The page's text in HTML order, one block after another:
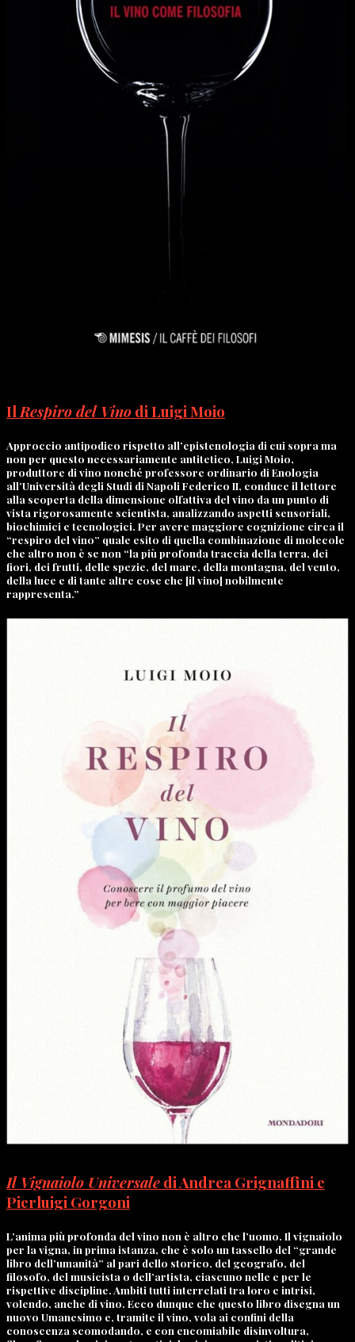
IlRespiro del Vino di Luigi Moio
Approccio antipodico rispetto all’epistenologia di cui sopra ma
non per questo necessariamente antitetico, Luigi Moio,
produttore di vino nonché professore ordinario di Enologia
all’Università degli Studi di Napoli Federico II, conduce il lettore
alla scoperta della dimensione olfattiva del vino da un punto di
vista rigorosamente scientista, analizzando aspetti sensoriali,
biochimici e tecnologici. Per avere maggiore cognizione circa il
“respiro del vino” quale esito di quella combinazione di molecole
che altro non è se non “la più profonda traccia della terra, dei
fiori, dei frutti, delle spezie, del mare, della montagna, del vento,
della luce e di tante altre cose che [il vino] nobilmente
rappresenta.”
Il Vignaiolo Universale di Andrea Grignaffini e
Pierluigi Gorgoni
L’anima più profonda del vino non è altro che l’uomo. Il vignaiolo
per la vigna, in prima istanza, che è solo un tassello del “grande
libro dell’umanità” al pari dello storico, del geografo, del
filosofo, del musicista o dell’artista, ciascuno nelle e per le
rispettive discipline. Ambiti tutti interrelati tra loro e intrisi,
volendo, anche di vino. Ecco dunque che questo libro disegna un
nuovo Umanesimo e, tramite il vino, vola ai confini della
conoscenza scomodando, e con encomiabile disinvoltura,